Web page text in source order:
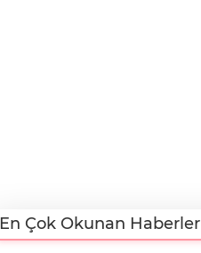
En Çok Okunan Haberler